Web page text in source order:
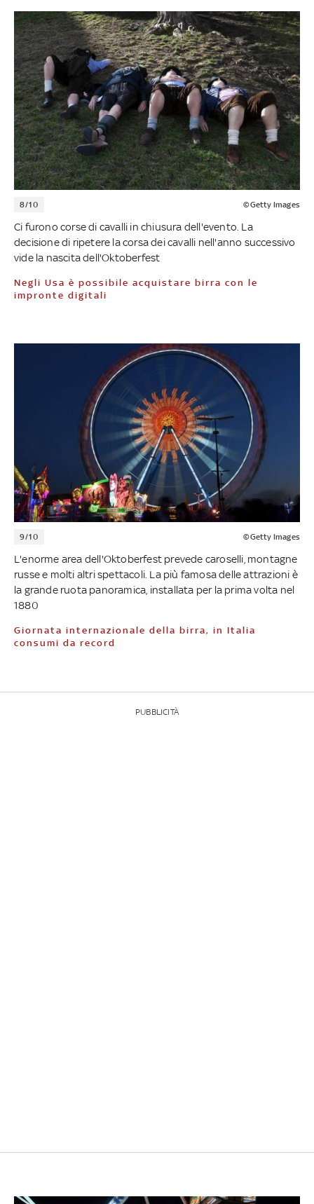
8/10 ©Getty Images
Ci furono corse di cavalli in chiusura dell'evento. La
decisione di ripetere la corsa dei cavalli nell'anno successivo
vide la nascita dell'Oktoberfest
Negli Usa è possibile acquistare birra con le
impronte digitali
9/10 ©Getty Images
L'enorme area dell'Oktoberfest prevede caroselli, montagne
russe e molti altri spettacoli. La più famosa delle attrazioni è
la grande ruota panoramica, installata per la prima volta nel
1880
Giornata internazionale della birra, in Italia
consumi da record
PUBBLICITÀ